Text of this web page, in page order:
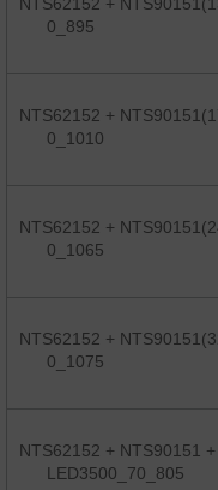
NTS62152 +
0_895
NTS62152 +
0_1010
NTS62152 +
0_1065
NTS62152 +
0_1075
NTS62152 + NTS90151
LED3500_70_805